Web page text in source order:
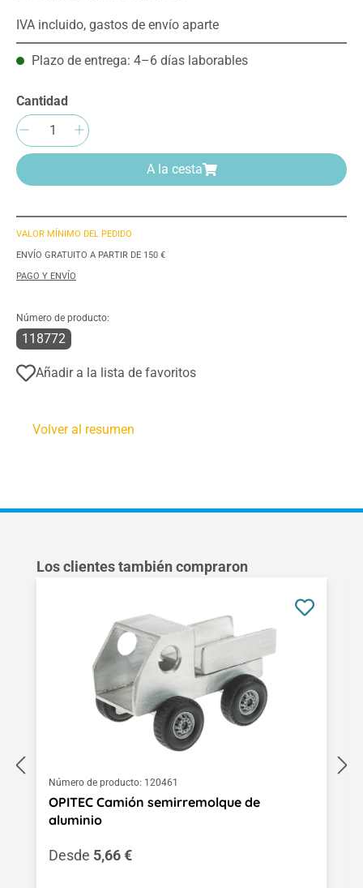
IVA incluido, gastos de envío aparte
Plazo de entrega: 4–6 días laborables
Cantidad
Cantidad del producto: introduce la
A la cesta
VALOR MÍNIMO DEL PEDIDO
ENVÍO GRATUITO A PARTIR DE 150 €
PAGO Y ENVÍO
Número de producto:
118772
Añadir a la lista de favoritos
Volver al resumen
Omitir la galería de productos
Los clientes también compraron
Número de producto: 120461
OPITEC Camión semirremolque de
aluminio
Precio normal:
Desde 5,66 €